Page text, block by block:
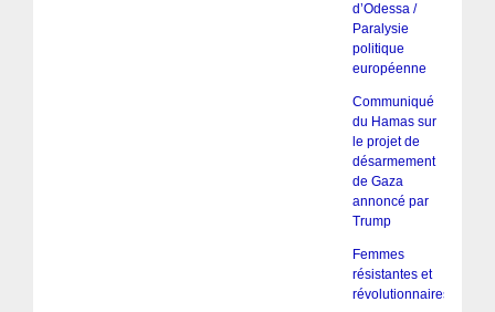
d’Odessa /
Paralysie
politique
européenne
Communiqué
du Hamas sur
le projet de
désarmement
de Gaza
annoncé par
Trump
Femmes
résistantes et
révolutionnaires